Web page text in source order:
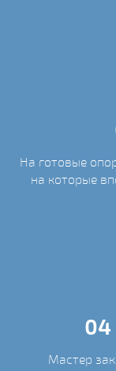
На готовые
на которые
04
Мастер